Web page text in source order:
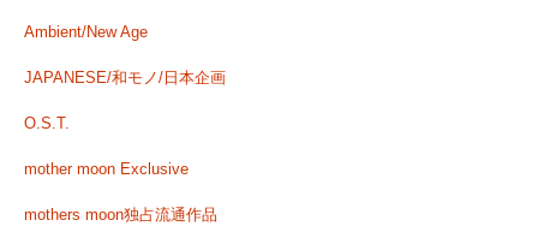
Ambient/New Age
JAPANESE/和モノ/日本企画
O.S.T.
mother moon Exclusive
mothers moon独占流通作品